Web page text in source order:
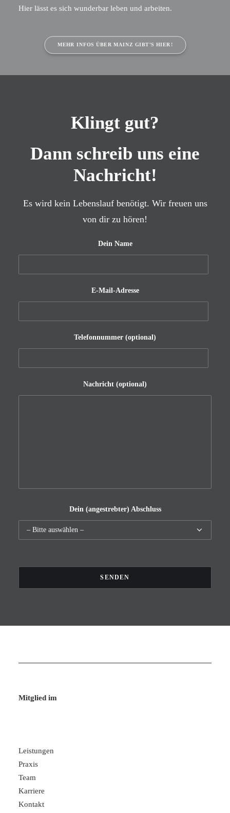
Hier lässt es sich wunderbar leben und arbeiten.
MEHR INFOS ÜBER MAINZ GIBT'S HIER!
Klingt gut?
Dann schreib uns eine
Nachricht!
Es wird kein Lebenslauf benötigt. Wir freuen uns
von dir zu hören!
Dein Name
E-Mail-Adresse
Telefonnummer (optional)
Nachricht (optional)
Dein (angestrebter) Abschluss
Mitglied im
Leistungen
Praxis
Team
Karriere
Kontakt